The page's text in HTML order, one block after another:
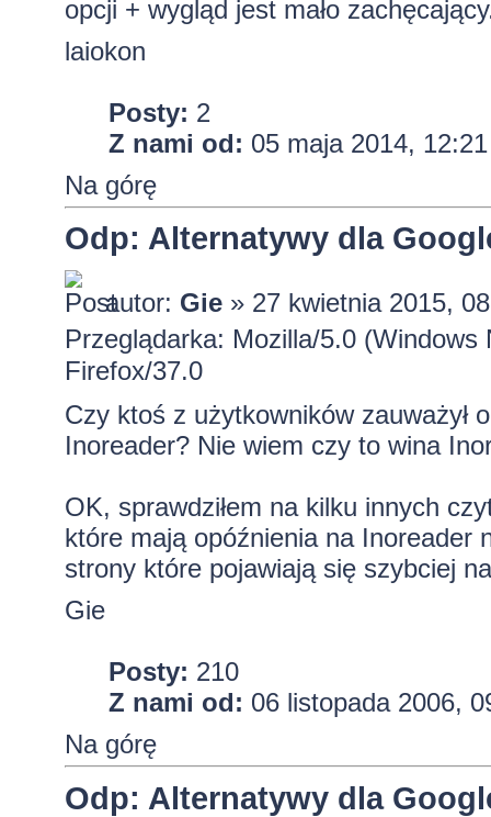
opcji + wygląd jest mało
laiokon
Posty: 2
Z nami od: 05 maja 2014, 12:21
Na górę
Odp: Alternatywy dla
autor: Gie» 27 kwietnia 2015,
Przeglądarka: Mozilla/5.0
Firefox/37.0
Czy ktoś z użytkowników zauważył
Inoreader? Nie wiem czy to wina
OK, sprawdziłem na kilku innych
które mają opóźnienia na Inoreader
strony które pojawiają się szybciej
Gie
Posty: 210
Z nami od: 06 listopada 2006,
Na górę
Odp: Alternatywy dla